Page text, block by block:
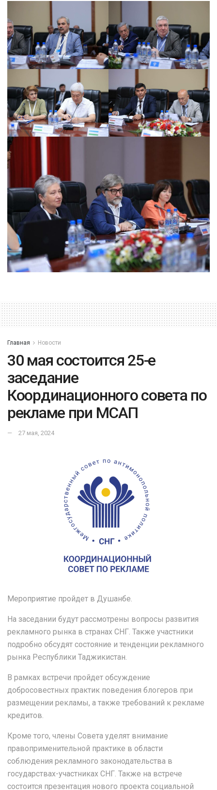
Главная Новости
30 мая состоится 25-е
заседание
Координационного совета по
рекламе при МСАП
27 мая, 2024
Мероприятие пройдет в Душанбе.
На заседании будут рассмотрены вопросы развития
рекламного рынка в странах СНГ. Также участники
подробно обсудят состояние и тенденции рекламного
рынка Республики Таджикистан.
В рамках встречи пройдет обсуждение
добросовестных практик поведения блогеров при
размещении рекламы, а также требований к рекламе
кредитов.
Кроме того, члены Совета уделят внимание
правоприменительной практике в области
соблюдения рекламного законодательства в
государствах-участниках СНГ. Также на встрече
состоится презентация нового проекта социальной